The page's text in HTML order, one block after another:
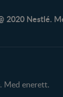
2020 Nestlé.
Med enerett.